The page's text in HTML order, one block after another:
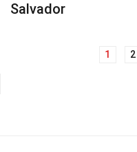
Salvador
Innleggnavigasjon
1 2